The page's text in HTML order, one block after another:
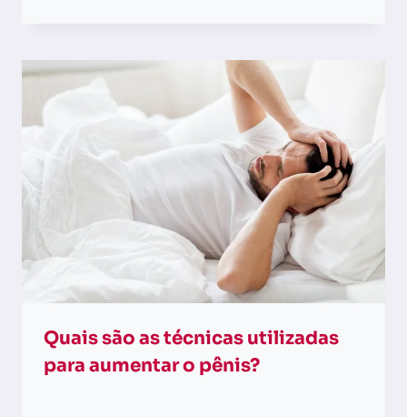
Quais são as técnicas utilizadas
para aumentar o pênis?